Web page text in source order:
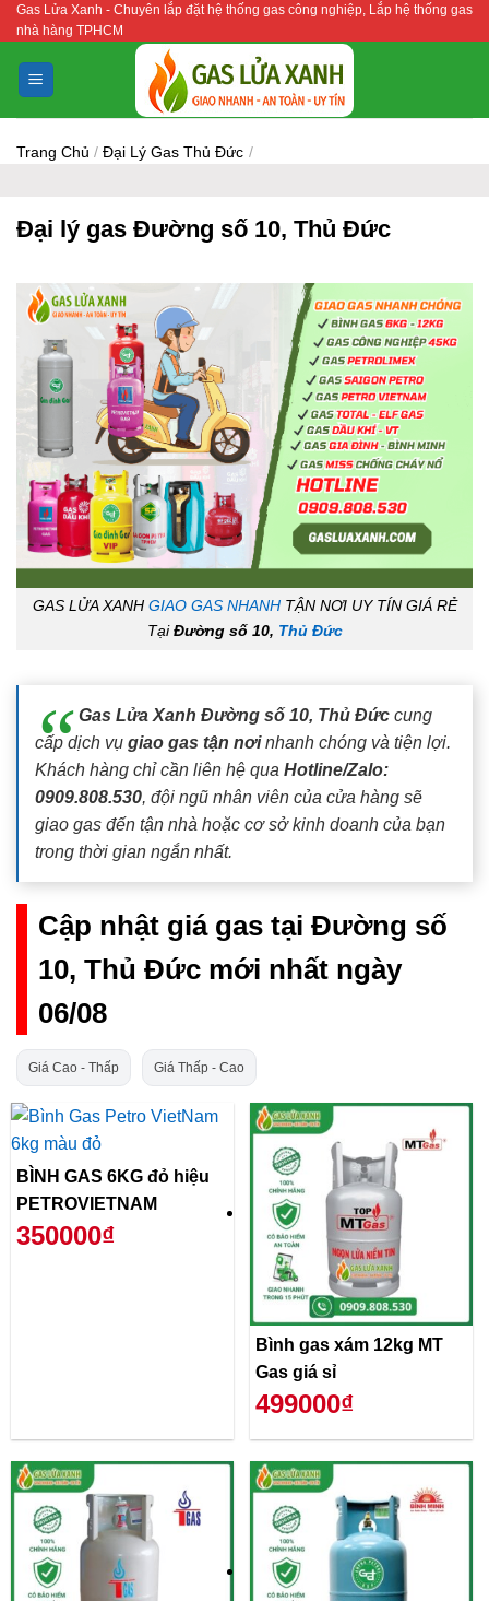
Bỏ
qua
nội
dung
Gas Lửa Xanh - Chuyên lắp đặt hệ thống gas công nghiệp, Lắp hệ thống gas
nhà hàng TPHCM
Trang Chủ / Đại Lý Gas Thủ Đức /
Đại lý gas Đường số 10, Thủ Đức
GAS LỬA XANH GIAO GAS NHANHTẬN NƠI UY TÍN GIÁ RẺ
TạiĐường số 10, Thủ Đức
Gas Lửa Xanh Đường số 10, Thủ Đức cung
cấp dịch vụ giao gas tận nơinhanh chóng và tiện lợi.
Khách hàng chỉ cần liên hệ qua Hotline/Zalo:
0909.808.530, đội ngũ nhân viên của cửa hàng sẽ
giao gas đến tận nhà hoặc cơ sở kinh doanh của bạn
trong thời gian ngắn nhất.
Cập nhật giá gas tại Đường số
10, Thủ Đức mới nhất ngày
06/08
Giá Cao - Thấp Giá Thấp - Cao
BÌNH GAS 6KG đỏ hiệu
PETROVIETNAM
350000₫
Bình gas xám 12kg MT
Gas giá sỉ
499000₫